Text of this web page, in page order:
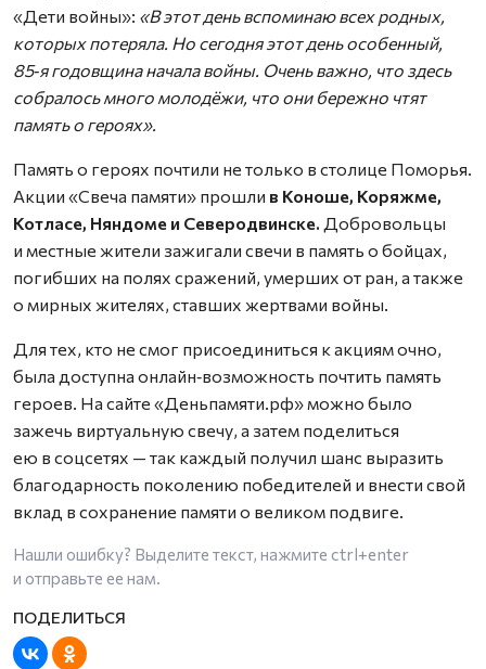
«Дети войны»: «В этот день вспоминаю всех родных,
которых потеряла. Но сегодня этот день особенный,
85‑я годовщина начала войны. Очень важно, что здесь
собралось много молодёжи, что они бережно чтят
память о героях».
Память о героях почтили не только в столице Поморья.
Акции «Свеча памяти» прошли в Коноше, Коряжме,
Котласе, Няндоме и Северодвинске. Добровольцы
и местные жители зажигали свечи в память о бойцах,
погибших на полях сражений, умерших от ран, а также
о мирных жителях, ставших жертвами войны.
Для тех, кто не смог присоединиться к акциям очно,
была доступна онлайн‑возможность почтить память
героев. На сайте «Деньпамяти.рф» можно было
зажечь виртуальную свечу, а затем поделиться
ею в соцсетях — так каждый получил шанс выразить
благодарность поколению победителей и внести свой
вклад в сохранение памяти о великом подвиге.
Нашли ошибку? Выделите текст, нажмите ctrl+enter
и отправьте ее нам.